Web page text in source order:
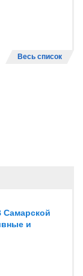
Весь список
и